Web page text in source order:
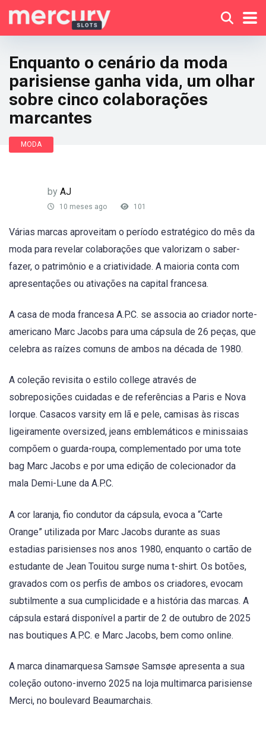
Enquanto o cenário da moda
parisiense ganha vida, um olhar
sobre cinco colaborações
marcantes
MODA
by AJ
10 meses ago 101
Várias marcas aproveitam o período estratégico do mês da
moda para revelar colaborações que valorizam o saber-
fazer, o patrimônio e a criatividade. A maioria conta com
apresentações ou ativações na capital francesa.
A casa de moda francesa A.P.C. se associa ao criador norte-
americano Marc Jacobs para uma cápsula de 26 peças, que
celebra as raízes comuns de ambos na década de 1980.
A coleção revisita o estilo college através de
sobreposições cuidadas e de referências a Paris e Nova
Iorque. Casacos varsity em lã e pele, camisas às riscas
ligeiramente oversized, jeans emblemáticos e minissaias
compõem o guarda-roupa, complementado por uma tote
bag Marc Jacobs e por uma edição de colecionador da
mala Demi-Lune da A.P.C.
A cor laranja, fio condutor da cápsula, evoca a “Carte
Orange” utilizada por Marc Jacobs durante as suas
estadias parisienses nos anos 1980, enquanto o cartão de
estudante de Jean Touitou surge numa t-shirt. Os botões,
gravados com os perfis de ambos os criadores, evocam
subtilmente a sua cumplicidade e a história das marcas. A
cápsula estará disponível a partir de 2 de outubro de 2025
nas boutiques A.P.C. e Marc Jacobs, bem como online.
A marca dinamarquesa Samsøe Samsøe apresenta a sua
coleção outono-inverno 2025 na loja multimarca parisiense
Merci, no boulevard Beaumarchais.